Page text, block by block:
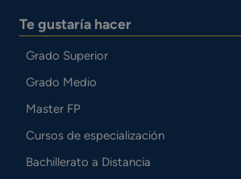
Te gustaría hacer
Grado Superior
Grado Medio
Master FP
Cursos de especialización
Bachillerato a Distancia